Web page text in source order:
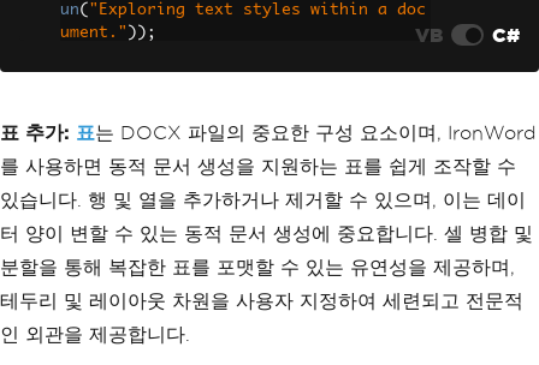
un( "Exploring text styles within a doc
ument." ));
un("An example in italic." , new
TextSt
yle
{ = true }));
// Adding bold text
        paragraph
AddTextRun new
TextR
un( "An example in bold." , new
TextStyl
e
{ IsBold = true }));
// Add paragraph to the docume
nt and export docx
VB C#
표 추가: 표는 DOCX 파일의 중요한 구성 요소이며, IronWord
를 사용하면 동적 문서 생성을 지원하는 표를 쉽게 조작할 수
있습니다. 행 및 열을 추가하거나 제거할 수 있으며, 이는 데이
터 양이 변할 수 있는 동적 문서 생성에 중요합니다. 셀 병합 및
분할을 통해 복잡한 표를 포맷할 수 있는 유연성을 제공하며,
테두리 및 레이아웃 차원을 사용자 지정하여 세련되고 전문적
인 외관을 제공합니다.